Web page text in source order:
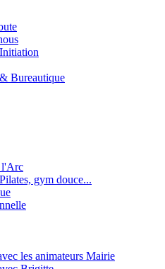
Bureautique
l'Arc
gym douce...
les animateurs Mairie